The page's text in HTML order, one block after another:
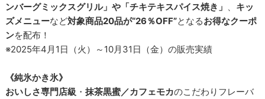
ンバーグミックスグリル」や「チキテキスパイス焼き」
キッ
ズメニューなど対象商品20品が“26％OFF”となるお得なクーポ
ンを配布！
※2025年4月1日（火）～10月31日（金）の販売実績
《純氷かき氷》
おいしさ専門店級 ・抹茶黒蜜／カフェモカのこだわりフレーバ